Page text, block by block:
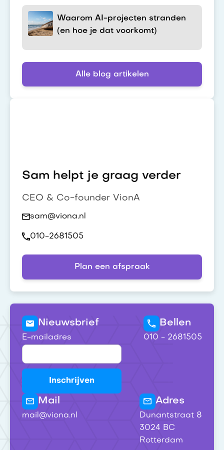
Waarom AI-projecten stranden
(en hoe je dat voorkomt)
Alle blog artikelen
Sam helpt je graag verder
CEO & Co-founder VionA
sam@viona.nl
010-2681505
Plan een afspraak
Nieuwsbrief
E-mailadres
Bellen
010 - 2681505
Mail
mail@viona.nl
Adres
Dunantstraat 8
3024 BC
Rotterdam